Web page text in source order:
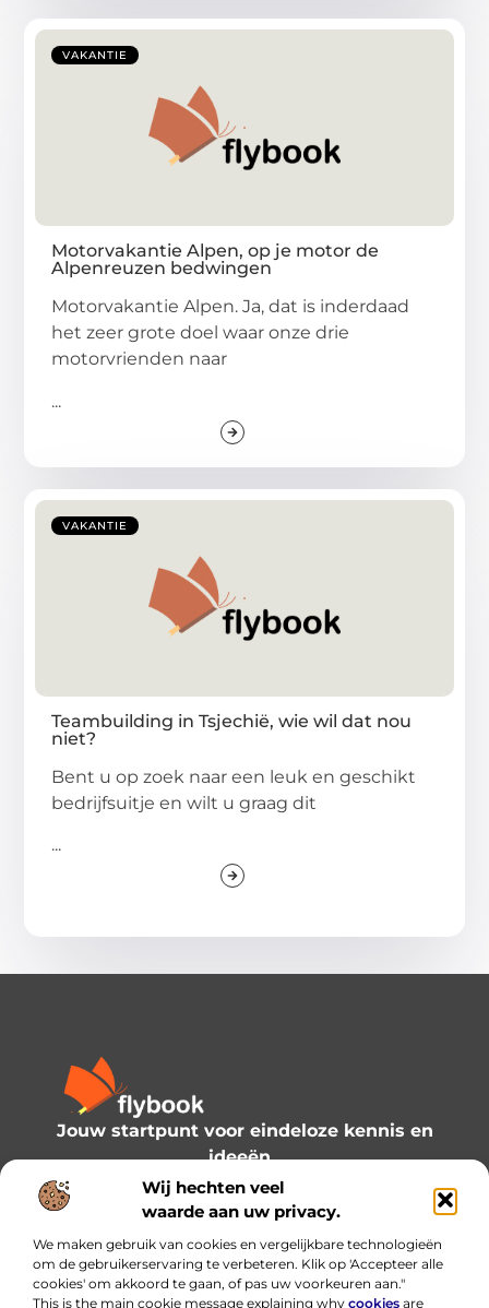
Wij hechten veel
waarde aan uw privacy.
We maken gebruik van cookies en vergelijkbare technologieën
om de gebruikerservaring te verbeteren. Klik op 'Accepteer alle
cookies' om akkoord te gaan, of pas uw voorkeuren aan."
This is the main cookie message explaining why cookies are
VAKANTIE
Motorvakantie Alpen, op je motor de
Alpenreuzen bedwingen
Motorvakantie Alpen. Ja, dat is inderdaad
het zeer grote doel waar onze drie
motorvrienden naar
...
VAKANTIE
Teambuilding in Tsjechië, wie wil dat nou
niet?
Bent u op zoek naar een leuk en geschikt
bedrijfsuitje en wilt u graag dit
...
Jouw startpunt voor eindeloze kennis en
ideeën.
Verken onze blogs en artikelen en laat je
inspireren door een wereld vol inzichten.
Bericht categorie